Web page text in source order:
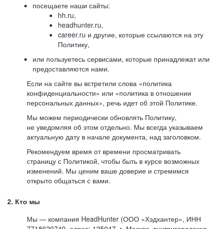
посещаете наши сайты:
hh.ru,
headhunter.ru,
career.ru и другие, которые ссылаются на эту
Политику,
или пользуетесь сервисами, которые принадлежат или
предоставляются нами.
Если на сайте вы встретили слова «политика
конфиденциальности» или «политика в отношении
персональных данных», речь идет об этой Политике.
Мы можем периодически обновлять Политику,
не уведомляя об этом отдельно. Мы всегда указываем
актуальную дату в начале документа, над заголовком.
Рекомендуем время от времени просматривать
страницу с Политикой, чтобы быть в курсе возможных
изменений. Мы ценим ваше доверие и стремимся
открыто общаться с вами.
2. Кто мы
Мы — компания HeadHunter (ООО «Хэдхантер», ИНН